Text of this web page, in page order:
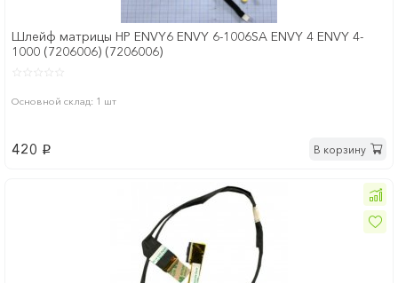
Шлейф матрицы HP ENVY6 ENVY 6-1006SA ENVY 4 ENVY 4-
1000 (7206006) (7206006)
Основной склад: 1 шт
420 p В корзину